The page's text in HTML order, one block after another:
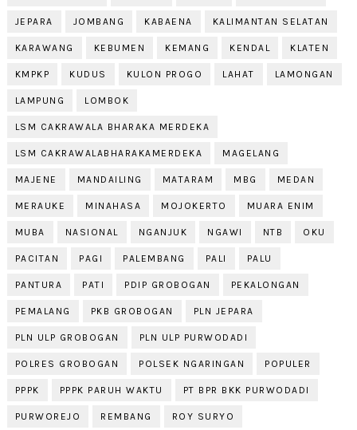
JEPARA JOMBANG KABAENA KALIMANTAN SELATAN
KARAWANG KEBUMEN KEMANG KENDAL KLATEN
KMPKP KUDUS KULON PROGO LAHAT LAMONGAN
LAMPUNG LOMBOK
LSM CAKRAWALA BHARAKA MERDEKA
LSM CAKRAWALABHARAKAMERDEKA MAGELANG
MAJENE MANDAILING MATARAM MBG MEDAN
MERAUKE MINAHASA MOJOKERTO MUARA ENIM
MUBA NASIONAL NGANJUK NGAWI NTB OKU
PACITAN PAGI PALEMBANG PALI PALU
PANTURA PATI PDIP GROBOGAN PEKALONGAN
PEMALANG PKB GROBOGAN PLN JEPARA
PLN ULP GROBOGAN PLN ULP PURWODADI
POLRES GROBOGAN POLSEK NGARINGAN POPULER
PPPK PPPK PARUH WAKTU PT BPR BKK PURWODADI
PURWOREJO REMBANG ROY SURYO